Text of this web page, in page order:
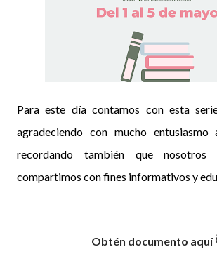
Para este día contamos con esta
agradeciendo con mucho
recordando también que nosotros
compartimos con fines informativos y
Obtén documento aquí